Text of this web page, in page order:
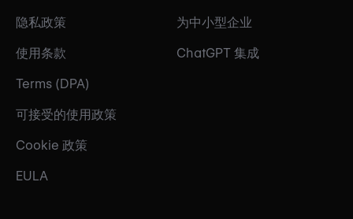
隐私政策
使用条款
Terms (DPA)
可接受的使用政策
Cookie 政策
EULA
为中小型企业
ChatGPT 集成